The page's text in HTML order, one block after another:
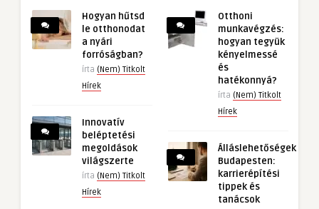
Hogyan hűtsd
le otthonodat
a nyári
forróságban?
írta (Nem) Titkolt
Hírek
Innovatív
beléptetési
megoldások
világszerte
írta (Nem) Titkolt
Hírek
Otthoni
munkavégzés:
hogyan tegyük
kényelmessé
és
hatékonnyá?
írta (Nem) Titkolt
Hírek
Álláslehetőségek
Budapesten:
karrierépítési
tippek és
tanácsok